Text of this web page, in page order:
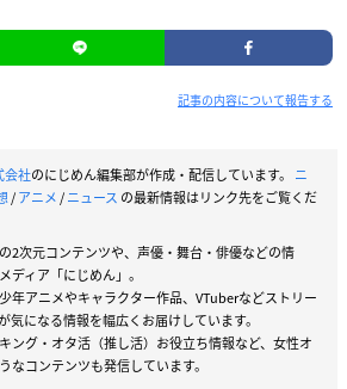
記事の内容について報告する
会社のにじめん編集部が作成・配信しています。 ニ
/アニメ/ニュース の最新情報はリンク先をご覧くだ
2次元コンテンツや、声優・舞台・俳優などの情
ディア「にじめん」。
年アニメやキャラクター作品、VTuberなどストリー
気になる情報を幅広くお届けしています。
ング・オタ活（推し活）お役立ち情報など、女性オ
なコンテンツも発信しています。